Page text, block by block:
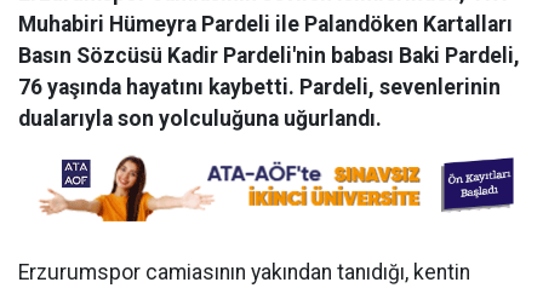
Muhabiri Hümeyra Pardeli ile Palandöken Kartalları
Basın Sözcüsü Kadir Pardeli'nin babası Baki Pardeli,
76 yaşında hayatını kaybetti. Pardeli, sevenlerinin
dualarıyla son yolculuğuna uğurlandı.
Erzurumspor camiasının yakından tanıdığı, kentin